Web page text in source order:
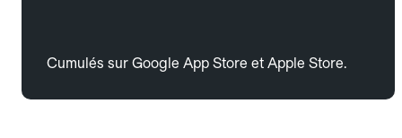
Cumulés sur Google App Store et Apple Store.